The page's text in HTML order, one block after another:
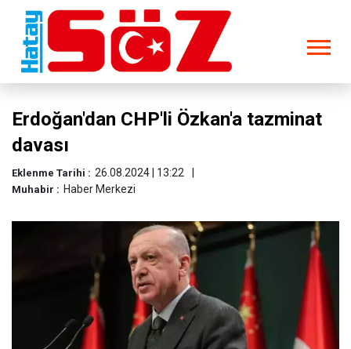
Erdoğan'dan CHP'li Özkan'a tazminat
davası
Eklenme Tarihi : 26.08.2024 | 13:22
Muhabir : Haber Merkezi